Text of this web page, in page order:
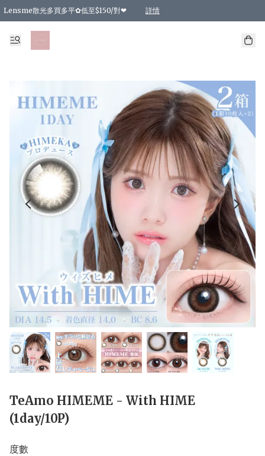
Lensme散光多買多平✿低至$150/對❤ 詳情
台灣Karacon⁩✧日拋 特價清貨❁⃘
日本韓國多款日/月拋現貨☼ 特價❤︎數量有限 售完即止
🇰🇷韓國多款月拋現貨 特價兩對$99✿數量有限 售完即止♫
精選商品，任選買2件或以上9 折；買4件或以上85 折；買6件或以上8 折
精選商品，任選買2件HKD 140.00；買4件HKD 260.00
精選商品，任選買2件HKD 190.00；買4件HKD 360.00
精選商品，任選買2件HKD 110.00；買4件HKD 180.00
精選商品，任選買2件HKD 170.00；買4件HKD 320.00
精選商品，任選買2件或以上減HKD 148.00
精選商品，任選買2件或以上減HKD 148.00
精選商品，任選買2件或以上95 折；買4件或以上9 折；買6件或以上85 折；買8件
精選商品，任選買12件或以上87 折
精選商品，任選買2件或以上減HKD 16.00；買4件或以上減HKD 32.00；買6
精選商品，任選買2件或以上95 折；買4件或以上9 折；買8件或以上85 折；買12
購物滿 HKD 800.00即享免運費優惠！（適用於 特定的送貨方式 )
TeAmo HIMEME - With HIME
(1day/10P)
度數